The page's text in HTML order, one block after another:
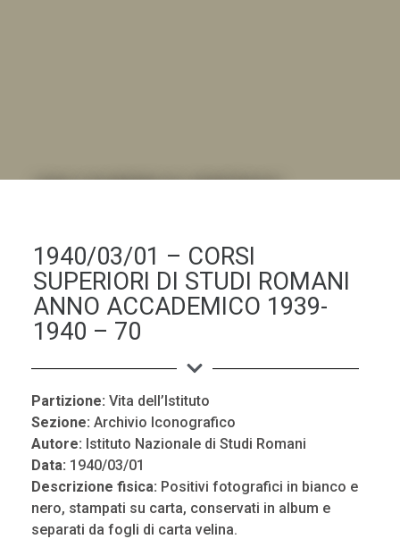
1940/03/01 – CORSI
SUPERIORI DI STUDI ROMANI
ANNO ACCADEMICO 1939-
1940 – 70
Partizione: Vita dell’Istituto
Sezione: Archivio Iconografico
Autore: Istituto Nazionale di Studi Romani
Data: 1940/03/01
Descrizione fisica: Positivi fotografici in bianco e
nero, stampati su carta, conservati in album e
separati da fogli di carta velina.